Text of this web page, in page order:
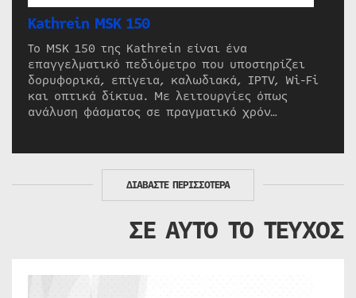
Kathrein MSK 150
Το MSK 150 της Kathrein είναι ένα
επαγγελματικό πεδιόμετρο που υποστηρίζει
δορυφορικά, επίγεια, καλωδιακά, IPTV, Wi-Fi
και οπτικά δίκτυα. Με λειτουργίες όπως
ανάλυση φάσματος σε πραγματικό χρόν…
ΔΙΑΒΑΣΤΕ ΠΕΡΙΣΣΟΤΕΡΑ
ΣΕ ΑΥΤΟ ΤΟ ΤΕΥΧΟΣ